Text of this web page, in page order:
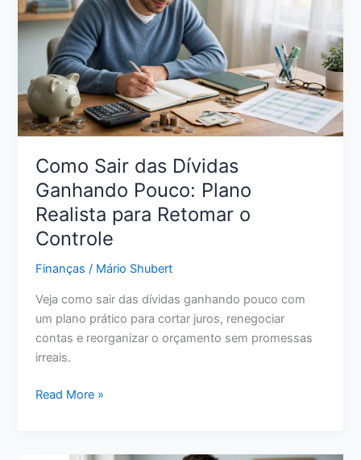
Mais
a
Pena
para
Seu
Dinheiro
em
Como Sair das Dívidas
Ganhando Pouco: Plano
Realista para Retomar o
Controle
Finanças / Mário Shubert
Veja como sair das dívidas ganhando pouco com
um plano prático para cortar juros, renegociar
contas e reorganizar o orçamento sem promessas
irreais.
Como
Dívidas
Read More »